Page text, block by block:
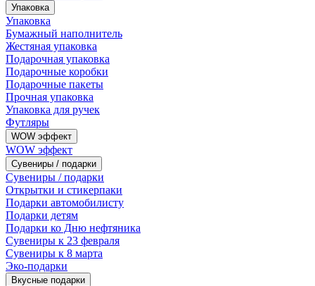
Упаковка
Упаковка
Бумажный наполнитель
Жестяная упаковка
Подарочная упаковка
Подарочные коробки
Подарочные пакеты
Прочная упаковка
Упаковка для ручек
Футляры
WOW эффект
WOW эффект
Сувениры / подарки
Сувениры / подарки
Открытки и стикерпаки
Подарки автомобилисту
Подарки детям
Подарки ко Дню нефтяника
Сувениры к 23 февраля
Сувениры к 8 марта
Эко-подарки
Вкусные подарки